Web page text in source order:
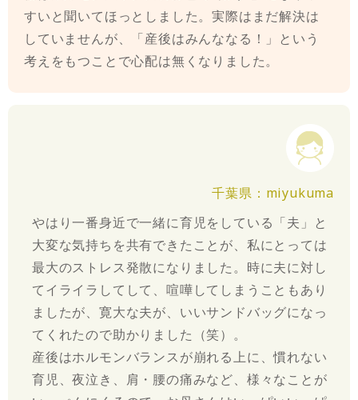
すいと聞いてほっとしました。実際はまだ解決は
していませんが、「産後はみんななる！」という
考えをもつことで心配は無くなりました。
千葉県：miyukuma
やはり一番身近で一緒に育児をしている「夫」と
大変な気持ちを共有できたことが、私にとっては
最大のストレス発散になりました。時に夫に対し
てイライラしてして、喧嘩してしまうこともあり
ましたが、寛大な夫が、いいサンドバッグになっ
てくれたので助かりました（笑）。
産後はホルモンバランスが崩れる上に、慣れない
育児、夜泣き、肩・腰の痛みなど、様々なことが